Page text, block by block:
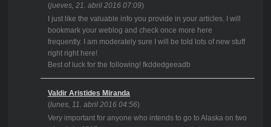
(jueves, 21. abril 2016 07:09)
I just like the valuable info you provide in your articles. I will
bookmark your weblog and check once more here
frequently. I am moderately sure I will be told lots of new stuff
right right here!
Best of luck for the following! fkddedgeeadb
Valdir Aristides Miranda
(lunes, 11. abril 2016 04:56)
Very important for anyone who intends to go to Alaska on two